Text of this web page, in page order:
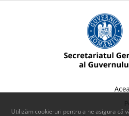
Utilizăm cookie-uri pentru a ne asigura că